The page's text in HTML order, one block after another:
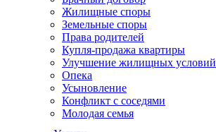
Жилищные споры
Земельные споры
Права родителей
Купля-продажа квартиры
Улучшение жилищных условий
Опека
Усыновление
Конфликт с соседями
Молодая семья